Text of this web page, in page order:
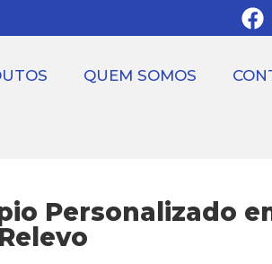
QUEM SOMOS
Personalizado